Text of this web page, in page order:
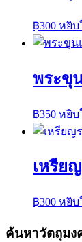
฿300 หยิบ
พระขุ
฿350 หยิบ
เหรีย
฿300 หยิบ
ค้นหาวัตถุมง